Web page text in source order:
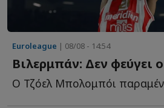
Euroleague | 08/08 - 14:54
Βιλερμπάν: Δεν φεύγει